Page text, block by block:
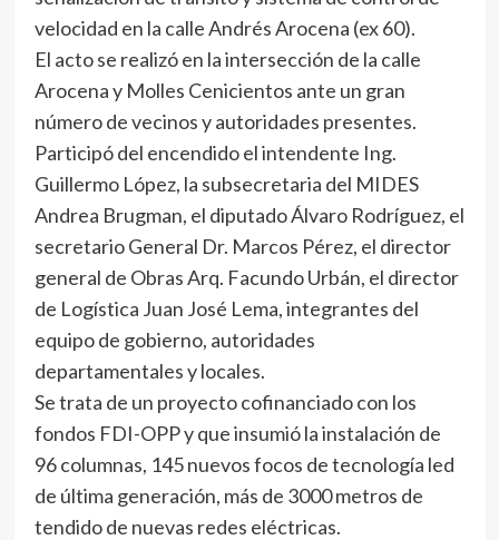
velocidad en la calle Andrés Arocena (ex 60).
El acto se realizó en la intersección de la calle
Arocena y Molles Cenicientos ante un gran
número de vecinos y autoridades presentes.
Participó del encendido el intendente Ing.
Guillermo López, la subsecretaria del MIDES
Andrea Brugman, el diputado Álvaro Rodríguez, el
secretario General Dr. Marcos Pérez, el director
general de Obras Arq. Facundo Urbán, el director
de Logística Juan José Lema, integrantes del
equipo de gobierno, autoridades
departamentales y locales.
Se trata de un proyecto cofinanciado con los
fondos FDI-OPP y que insumió la instalación de
96 columnas, 145 nuevos focos de tecnología led
de última generación, más de 3000 metros de
tendido de nuevas redes eléctricas.